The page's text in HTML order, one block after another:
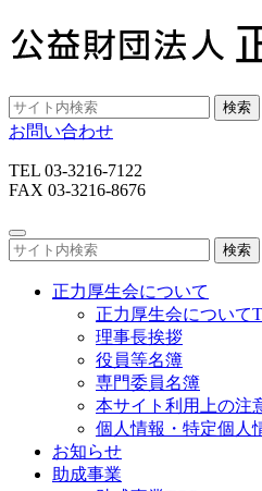
検索
お問い合わせ
TEL 03-3216-7122
FAX 03-3216-8676
検索
正力厚生会について
正力厚生会について
理事長挨拶
役員等名簿
専門委員名簿
本サイト利用上の注
個人情報・特定個人
お知らせ
助成事業